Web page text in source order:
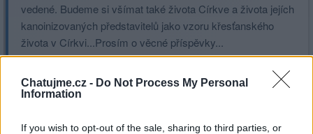
Chatujme.cz - Do Not Process My Personal
Information
If you wish to opt-out of the sale, sharing to third parties, or
vedené. Budeme si všímat také života Církve a života jejích
kanoinizovaných představitelů jako vzoru křesťanského
života v Církvi...Prosím o věcné příspěvky...
Od nejstarších Strom Reset
Menší